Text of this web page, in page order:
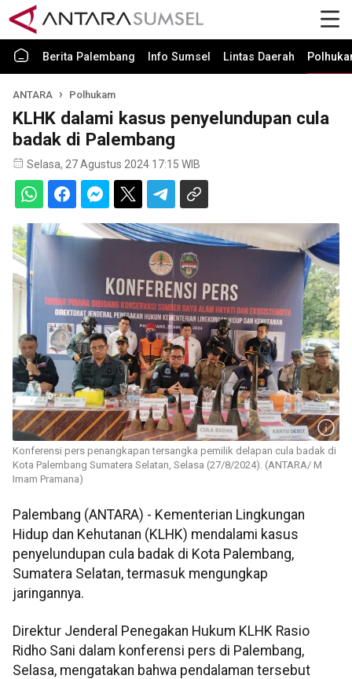
Berita Palembang Info Sumsel Lintas Daerah
ANTARA Polhukam
KLHK dalami kasus penyelundupan cula
badak di Palembang
Selasa, 27 Agustus 2024 17:15 WIB
Konferensi pers penangkapan tersangka pemilik delapan cula badak di
Kota Palembang Sumatera Selatan, Selasa (27/8/2024). (ANTARA/ M
Imam Pramana)
Palembang (ANTARA) - Kementerian Lingkungan
Hidup dan Kehutanan (KLHK) mendalami kasus
penyelundupan cula badak di Kota Palembang,
Sumatera Selatan, termasuk mengungkap
jaringannya.
Direktur Jenderal Penegakan Hukum KLHK Rasio
Ridho Sani dalam konferensi pers di Palembang,
Selasa, mengatakan bahwa pendalaman tersebut